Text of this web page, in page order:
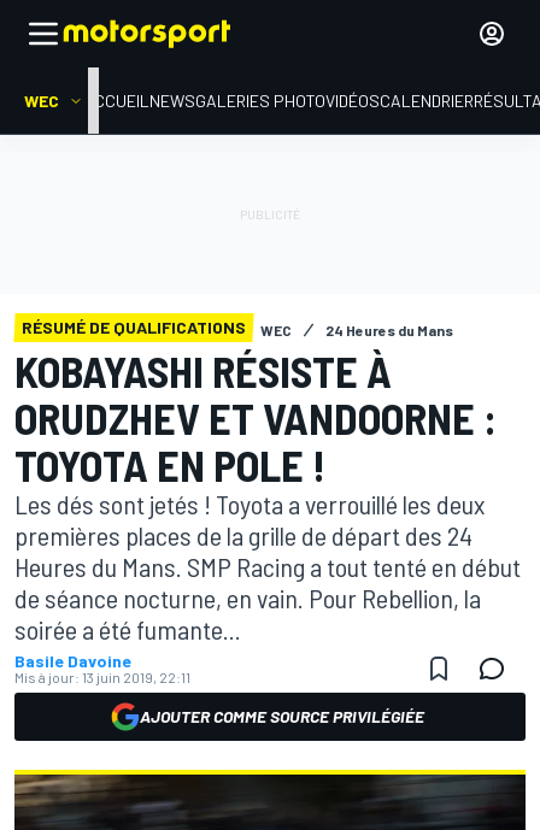
WEC ACCUEIL NEWSGALERIES PHOTOVIDÉOSCALENDRIER
RÉSUMÉ DE QUALIFICATIONS WEC 24 Heures du Mans
KOBAYASHI RÉSISTE À
ORUDZHEV ET VANDOORNE :
TOYOTA EN POLE !
Les dés sont jetés ! Toyota a verrouillé les deux
premières places de la grille de départ des 24
Heures du Mans. SMP Racing a tout tenté en début
de séance nocturne, en vain. Pour Rebellion, la
soirée a été fumante...
Basile Davoine
Mis à jour: 13 juin 2019, 22:11
AJOUTER COMME SOURCE PRIVILÉGIÉE